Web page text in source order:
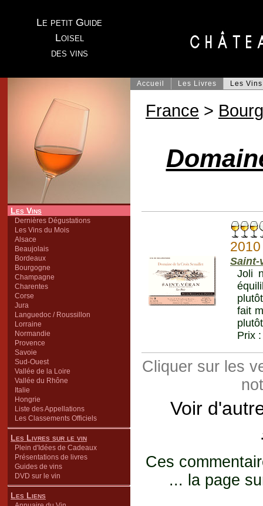
Le petit Guide
Loisel
des vins
Les Vins
Dernières Dégustations
Les Vins du Mois
Alsace
Beaujolais
Bordeaux
Bourgogne
Champagne
Charentes
Corse
Jura
Languedoc / Roussillon
Lorraine
Normandie
Provence
Savoie
Sud-Ouest
Vallée de la Loire
Vallée du Rhône
Italie
Hongrie
Liste des Appellations
Les Classements Officiels
Les Livres sur le vin
Plein d'Idées de Cadeaux
Présentations de livres
Guides de vins
DVD sur le vin
Les Liens
Accueil Les Livres Les Vins
France >
2010
Saint-
Joli
fait
Prix
Cliquer sur les
Voir
Ces
... la page